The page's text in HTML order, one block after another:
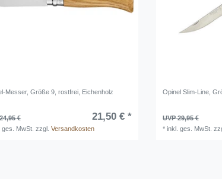
Messer, Größe 9, rostfrei, Eichenholz
€ 21,50 € *
ges. MwSt. zzgl.Versandkosten
Opinel Slim-Line,
UVP 29,95 €
*inkl. ges. MwSt.